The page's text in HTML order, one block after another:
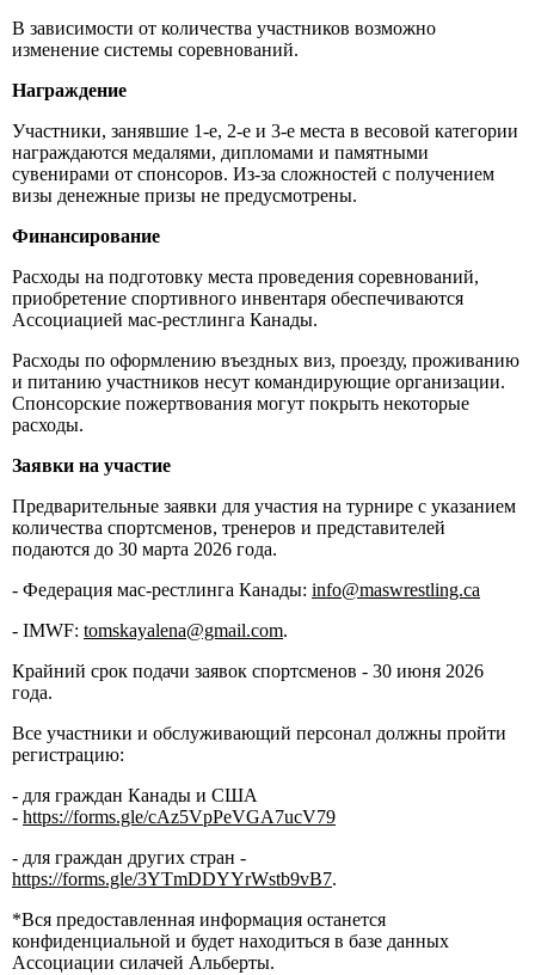
В зависимости от количества участников возможно
изменение системы соревнований.
Награждение
Участники, занявшие 1-е, 2-е и 3-е места в весовой категории
награждаются медалями, дипломами и памятными
сувенирами от спонсоров. Из-за сложностей с получением
визы денежные призы не предусмотрены.
Финансирование
Расходы на подготовку места проведения соревнований,
приобретение спортивного инвентаря обеспечиваются
Ассоциацией мас-рестлинга Канады.
Расходы по оформлению въездных виз, проезду, проживанию
и питанию участников несут командирующие организации.
Спонсорские пожертвования могут покрыть некоторые
расходы.
Заявки на участие
Предварительные заявки для участия на турнире с указанием
количества спортсменов, тренеров и представителей
подаются до 30 марта 2026 года.
- Федерация мас-рестлинга Канады: info@maswrestling.ca
- IMWF: tomskayalena@gmail.com.
Крайний срок подачи заявок спортсменов - 30 июня 2026
года.
Все участники и обслуживающий персонал должны пройти
регистрацию:
- для граждан Канады и США
- https://forms.gle/cAz5VpPeVGA7ucV79
- для граждан других стран -
https://forms.gle/3YTmDDYYrWstb9vB7.
*Вся предоставленная информация останется
конфиденциальной и будет находиться в базе данных
Ассоциации силачей Альберты.